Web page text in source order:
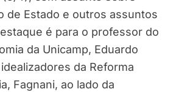
de Estado e outros assuntos
é para o professor do
da Unicamp, Eduardo
da Reforma
Fagnani, ao lado da